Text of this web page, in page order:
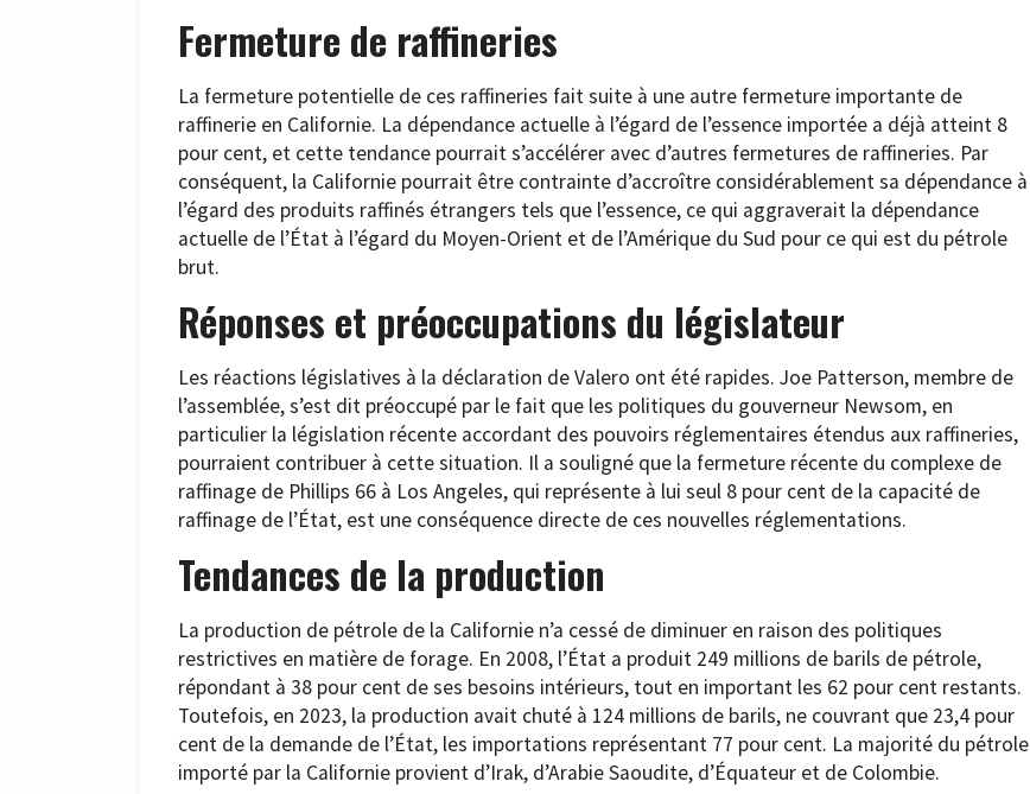
Fermeture de raffineries
La fermeture potentielle de ces raffineries fait suite à une autre fermeture importante de
raffinerie en Californie. La dépendance actuelle à l’égard de l’essence importée a déjà atteint 8
pour cent, et cette tendance pourrait s’accélérer avec d’autres fermetures de raffineries. Par
conséquent, la Californie pourrait être contrainte d’accroître considérablement sa dépendance à
l’égard des produits raffinés étrangers tels que l’essence, ce qui aggraverait la dépendance
actuelle de l’État à l’égard du Moyen-Orient et de l’Amérique du Sud pour ce qui est du pétrole
brut.
Réponses et préoccupations du législateur
Les réactions législatives à la déclaration de Valero ont été rapides. Joe Patterson, membre de
l’assemblée, s’est dit préoccupé par le fait que les politiques du gouverneur Newsom, en
particulier la législation récente accordant des pouvoirs réglementaires étendus aux raffineries,
pourraient contribuer à cette situation. Il a souligné que la fermeture récente du complexe de
raffinage de Phillips 66 à Los Angeles, qui représente à lui seul 8 pour cent de la capacité de
raffinage de l’État, est une conséquence directe de ces nouvelles réglementations.
Tendances de la production
La production de pétrole de la Californie n’a cessé de diminuer en raison des politiques
restrictives en matière de forage. En 2008, l’État a produit 249 millions de barils de pétrole,
répondant à 38 pour cent de ses besoins intérieurs, tout en important les 62 pour cent restants.
Toutefois, en 2023, la production avait chuté à 124 millions de barils, ne couvrant que 23,4 pour
cent de la demande de l’État, les importations représentant 77 pour cent. La majorité du pétrole
importé par la Californie provient d’Irak, d’Arabie Saoudite, d’Équateur et de Colombie.